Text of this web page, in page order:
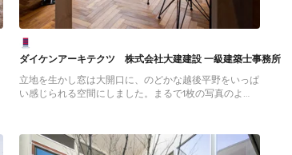
ダイケンアーキテクツ 株式会社大建建設 一級建築士事務所
立地を生かし窓は大開口に、のどかな越後平野をいっぱ
い感じられる空間にしました。まるで1枚の写真のよ
Mittelgroßer Industrial Patio hinter dem Haus mit
Granitsplitt in Sonstige